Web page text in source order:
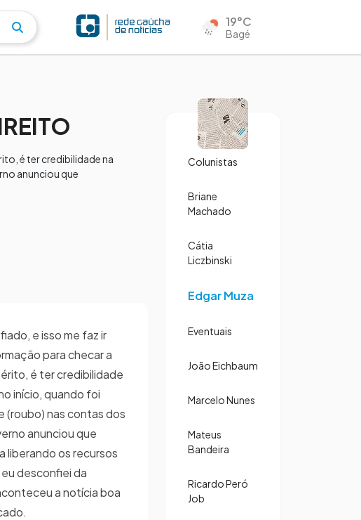
19°C
Bagé
é ter credibilidade na
anunciou que
e isso me faz ir
para checar a
é ter credibilidade
início, quando foi
(roubo) nas contas dos
anunciou que
liberando os recursos
desconfiei da
a notícia boa
Colunistas
Briane
Machado
Cátia
Liczbinski
Edgar Muza
Eventuais
João Eichbaum
Marcelo Nunes
Mateus
Bandeira
Ricardo Peró
Job